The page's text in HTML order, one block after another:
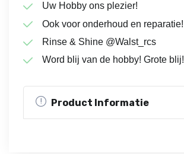
Uw Hobby ons plezier!
Ook voor onderhoud en reparatie!
Rinse & Shine @Walst_rcs
Word blij van de hobby! Grote blij!
Product Informatie